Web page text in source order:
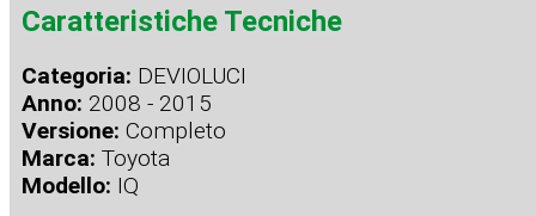
Caratteristiche Tecniche
Categoria: DEVIOLUCI
Anno: 2008 - 2015
Versione: Completo
Marca: Toyota
Modello: IQ